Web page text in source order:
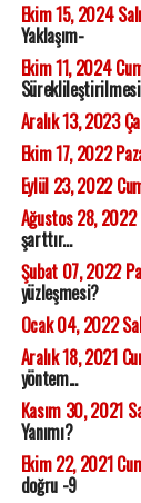
Ekim 15, 2024 Salı
Yaklaşım-
Ekim 11, 2024
Aralık 13, 2023
Ekim 17, 2022
Eylül 23, 2022
Ağustos 28, 2022
şarttır...
Şubat 07, 2022
yüzleşmesi?
Ocak 04, 2022
Aralık 18, 2021
yöntem...
Kasım 30, 2021
Yanımı?
Ekim 22, 2021
doğru -9